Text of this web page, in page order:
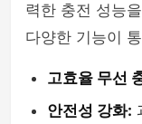
력한 충전 성능
다양한 기능이
고효율 무선
안전성 강화: